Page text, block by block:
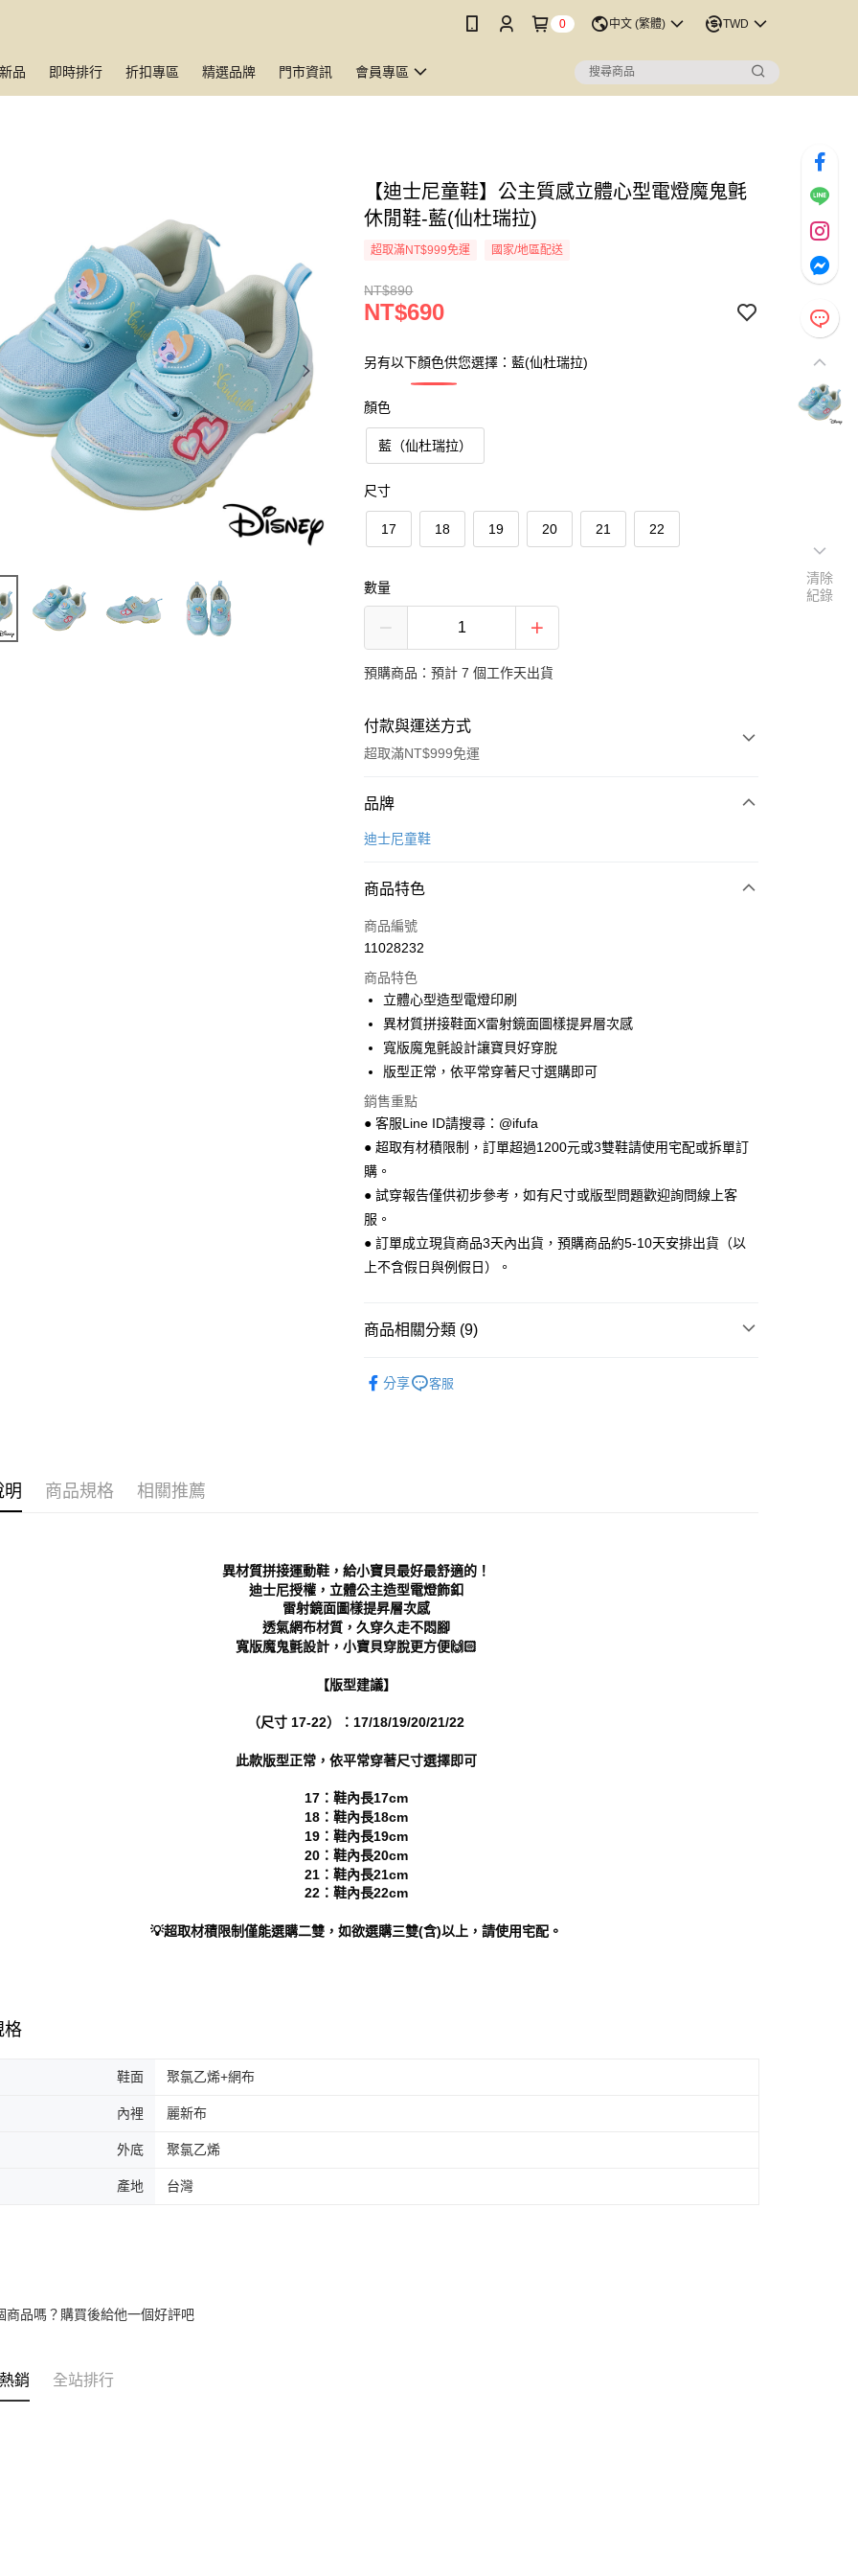
0 中文 (繁體) TWD
品 即時排行 折扣專區 精選品牌 門市資訊 會員專區
【迪士尼童鞋】公主質感立體心型電燈魔鬼氈
休閒鞋-藍(仙杜瑞拉)
超取滿NT$999免運 國家/地區配送
NT$890
NT$690
另有以下顏色供您選擇：藍(仙杜瑞拉)
顏色
藍（仙杜瑞拉）
尺寸
17 18 19 20 21 22
數量
預購商品：預計 7 個工作天出貨
付款與運送方式
超取滿NT$999免運
付款方式
信用卡一次付款
Apple Pay
街口支付
悠遊付
Google Pay
AFTEE先享後付
相關說明
【關於「AFTEE先享後付」】
AFTEE先享後付是「在收到商品之後才付款」的支付方式。 讓您購物簡單
便利好安心！
１．簡單：不需註冊會員、不需綁卡、不需儲值。
３．安心：先確認商品／服務後，再付款。
２．訂單成立數日內，您將收到繳費通知簡訊。
※ 請注意：結帳手續完成當下不需立刻繳費，但若您需要取消訂單，請聯
２．關於個人資料處理事宜，請瀏覽以下網址：
https://aftee.tw/terms/#terms3
３．未成年的使用者請事先徵得法定代理人或監護人之同意方可使用
「AFTEE先享後付」，若未經同意申辦者引起之損失，本公司不負相關責
任。
即時審查核予不同之上限額度；若仍有額度不足之情形，本公司將視審查
５．嚴禁一人註冊多個帳號或使用他人資訊註冊。若發現惡意使用之情
ATM付款
運送方式
全家 取貨付款
付款後 全家取貨
海外宅配
品牌
迪士尼童鞋
商品特色
商品編號
11028232
商品特色
立體心型造型電燈印刷
異材質拼接鞋面X雷射鏡面圖樣提昇層次感
寬版魔鬼氈設計讓寶貝好穿脫
版型正常，依平常穿著尺寸選購即可
銷售重點
● 客服Line ID請搜尋：@ifufa
● 超取有材積限制，訂單超過1200元或3雙鞋請使用宅配或拆單訂
購。
● 試穿報告僅供初步參考，如有尺寸或版型問題歡迎詢問線上客
服。
● 訂單成立現貨商品3天內出貨，預購商品約5-10天安排出貨（以
上不含假日與例假日）。
商品相關分類 (9)
❚ 店員私心推薦
└ 依款式分類
分享 客服
明 商品規格 相關推薦
異材質拼接運動鞋，給小寶貝最好最舒適的！
迪士尼授權，立體公主造型電燈飾釦
雷射鏡面圖樣提昇層次感
透氣網布材質，久穿久走不悶腳
寬版魔鬼氈設計，小寶貝穿脫更方便🙌🏻
【版型建議】
（尺寸 17-22）：17/18/19/20/21/22
此款版型正常，依平常穿著尺寸選擇即可
17：鞋內長17cm
18：鞋內長18cm
19：鞋內長19cm
20：鞋內長20cm
21：鞋內長21cm
22：鞋內長22cm
💡超取材積限制僅能選購二雙，如欲選購三雙(含)以上，請使用宅配。
格
鞋面 聚氯乙烯+網布
內裡 麗新布
外底 聚氯乙烯
產地 台灣
商品嗎？購買後給他一個好評吧
銷 全站排行
清除
紀錄